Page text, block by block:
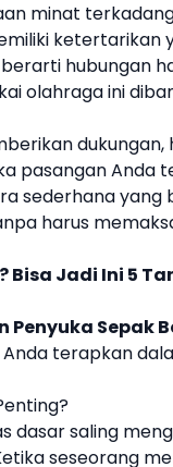
minat
ketertarikan
hubungan
olahraga ini
dukungan,
pasangan Anda
sederhana yang
harus
Bisa Jadi Ini 5
Penyuka Sepak
terapkan
dasar saling
seseorang